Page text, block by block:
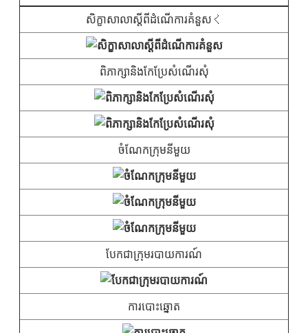
សិក្ខាសាលាស្តីពីដំណើការគំនួសく
ពិភាក្សានិងកែប្រែសំណើរសុំ
ចំណែកក្រុមនីមួយ
បែកជាក្រុមរបាយការណ៍
ការបោះឆ្នោត